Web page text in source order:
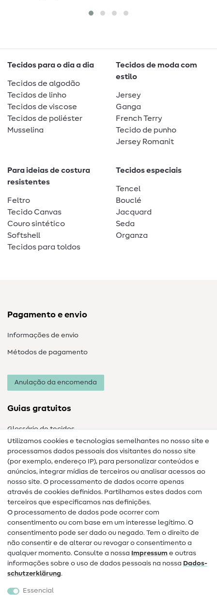
Tecidos para o dia a dia
Tecidos de algodão
Tecidos de linho
Tecidos de viscose
Tecidos de poliéster
Musselina
Tecidos de moda com
estilo
Jersey
Ganga
French Terry
Tecido de punho
Jersey Romanit
Para ideias de costura
resistentes
Feltro
Tecido Canvas
Couro sintético
Softshell
Tecidos para toldos
Tecidos especiais
Tencel
Bouclé
Jacquard
Seda
Organza
Pagamento e envio
Informações de envio
Métodos de pagamento
Anulação da encomenda
Guias gratuitos
Glossário de tecidos
Guias de costura
Ajuda e contacto
Contacto
Mudança de proprietário
Perguntas frequentes (FAQ)
Direito de cancelamento
Popular
Utilizamos cookies e tecnologias semelhantes no nosso site e
processamos dados pessoais dos visitantes do nosso site
(por exemplo, endereço IP), para personalizar conteúdos e
anúncios, integrar mídias de terceiros ou analisar acessos ao
nosso site. O processamento de dados ocorre apenas
através de cookies definidos. Partilhamos estes dados com
terceiros que especificamos nas definições.
O processamento de dados pode ocorrer com
consentimento ou com base em um interesse legítimo. O
consentimento pode ser dado ou negado. Tem o direito de
não consentir e de alterar ou revogar o consentimento a
qualquer momento. Consulte a nossa Impressum e outras
informações sobre o uso de dados pessoais na nossa Dados­
schutz­erklärung.
Essencial